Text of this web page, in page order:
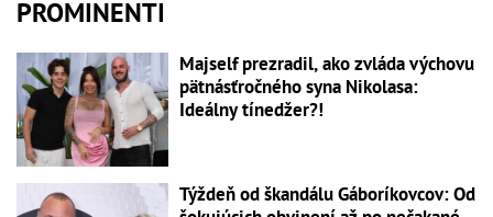
PROMINENTI
Majself prezradil, ako zvláda výchovu
pätnásťročného syna Nikolasa:
Ideálny tínedžer?!
Týždeň od škandálu Gáboríkovcov: Od